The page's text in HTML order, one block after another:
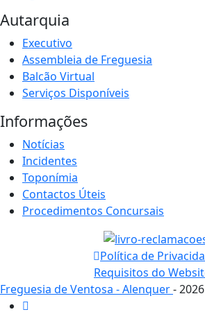
Autarquia
Executivo
Assembleia de Freguesia
Balcão Virtual
Serviços Disponíveis
Informações
Notícias
Incidentes
Toponímia
Contactos Úteis
Procedimentos Concursais
Política de
Requisitos do
Freguesia de Ventosa - Alenquer- 2026